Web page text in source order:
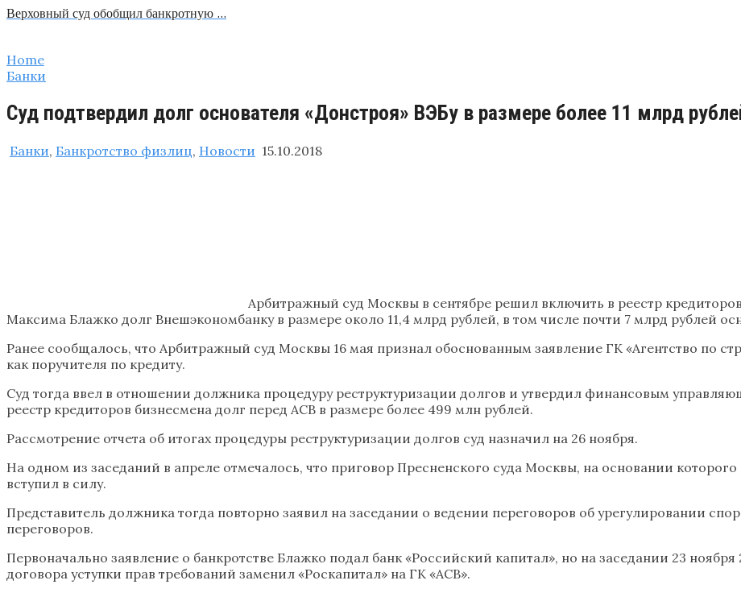
Верховный суд обобщил банкротную …
Home
Банки
Суд подтвердил долг основателя «Донстроя» ВЭБу в размере более 11 млрд
Банки, Банкротство физлиц, Новости 15.10.2018
Арбитражный суд Москвы в сентябре решил включить в реестр
Максима Блажко долг Внешэкономбанку в размере около 11,4 млрд рублей, в том числе почти 7 млрд рублей
Ранее сообщалось, что Арбитражный суд Москвы 16 мая признал обоснованным заявление ГК «Агентство по
как поручителя по кредиту.
Суд тогда ввел в отношении должника процедуру реструктуризации долгов и утвердил финансовым
реестр кредиторов бизнесмена долг перед АСВ в размере более 499 млн рублей.
Рассмотрение отчета об итогах процедуры реструктуризации долгов суд назначил на 26 ноября.
На одном из заседаний в апреле отмечалось, что приговор Пресненского суда Москвы, на основании
вступил в силу.
Представитель должника тогда повторно заявил на заседании о ведении переговоров об урегулировании
переговоров.
Первоначально заявление о банкротстве Блажко подал банк «Российский капитал», но на заседании 23
договора уступки прав требований заменил «Роскапитал» на ГК «АСВ».